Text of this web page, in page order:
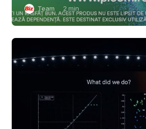
Team 2 min